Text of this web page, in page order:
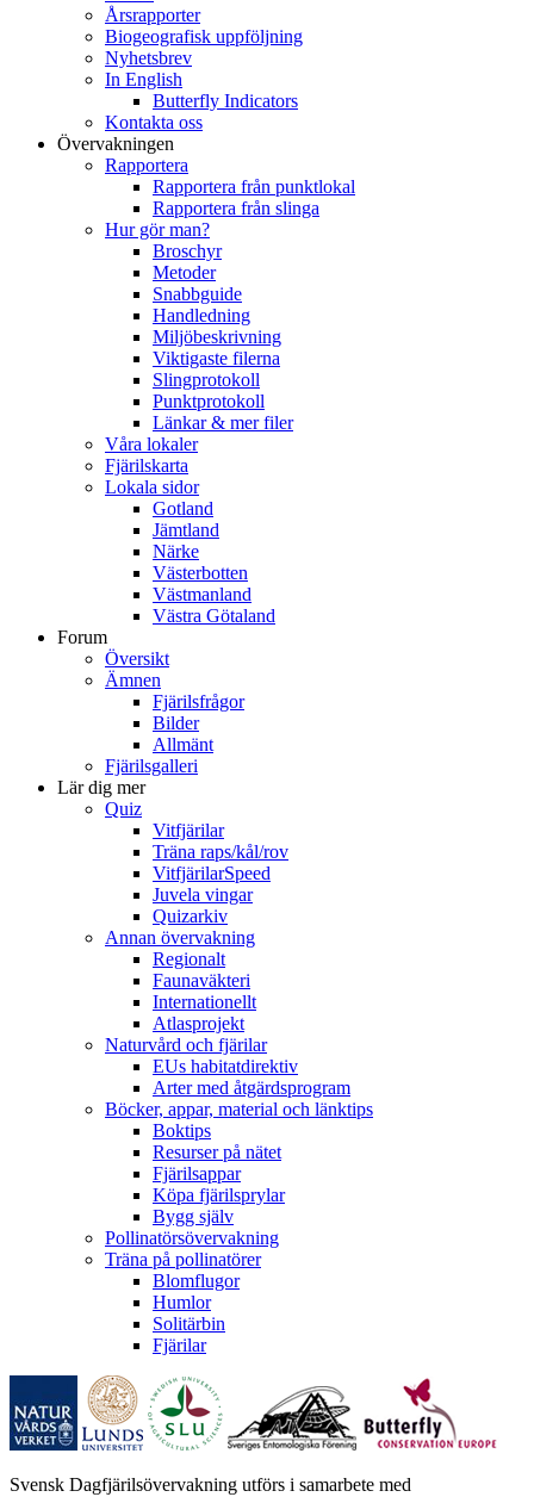
Årsrapporter
Biogeografisk uppföljning
Nyhetsbrev
In English
Butterfly Indicators
Kontakta oss
Övervakningen
Rapportera
Rapportera från punktlokal
Rapportera från slinga
Hur gör man?
Broschyr
Metoder
Snabbguide
Handledning
Miljöbeskrivning
Viktigaste filerna
Slingprotokoll
Punktprotokoll
Länkar & mer filer
Våra lokaler
Fjärilskarta
Lokala sidor
Gotland
Jämtland
Närke
Västerbotten
Västmanland
Västra Götaland
Forum
Översikt
Ämnen
Fjärilsfrågor
Bilder
Allmänt
Fjärilsgalleri
Lär dig mer
Quiz
Vitfjärilar
Träna raps/kål/rov
VitfjärilarSpeed
Juvela vingar
Quizarkiv
Annan övervakning
Regionalt
Faunaväkteri
Internationellt
Atlasprojekt
Naturvård och fjärilar
EUs habitatdirektiv
Arter med åtgärdsprogram
Böcker, appar, material och länktips
Boktips
Resurser på nätet
Fjärilsappar
Köpa fjärilsprylar
Bygg själv
Pollinatörsövervakning
Träna på pollinatörer
Blomflugor
Humlor
Solitärbin
Fjärilar
Svensk Dagfjärilsövervakning utförs i samarbete med